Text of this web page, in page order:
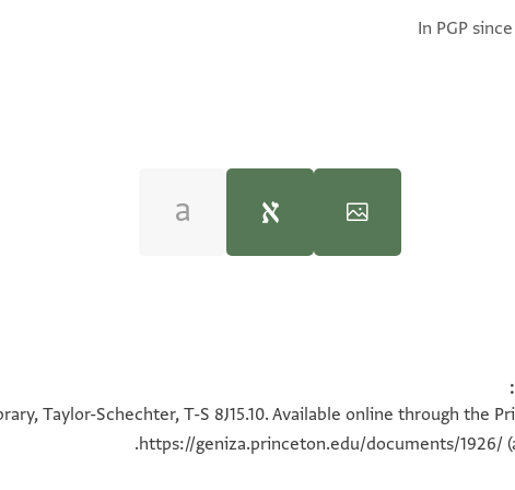
In PGP
100%
Taylor-Schechter, T-S 8J15.10. Available online through the
https://geniza.princeton.edu/documents/1926/